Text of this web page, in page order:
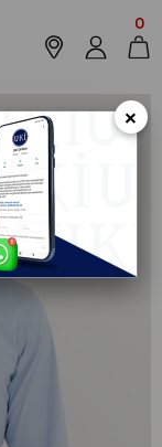
0
MAVİ Slim Fit Uzun
×